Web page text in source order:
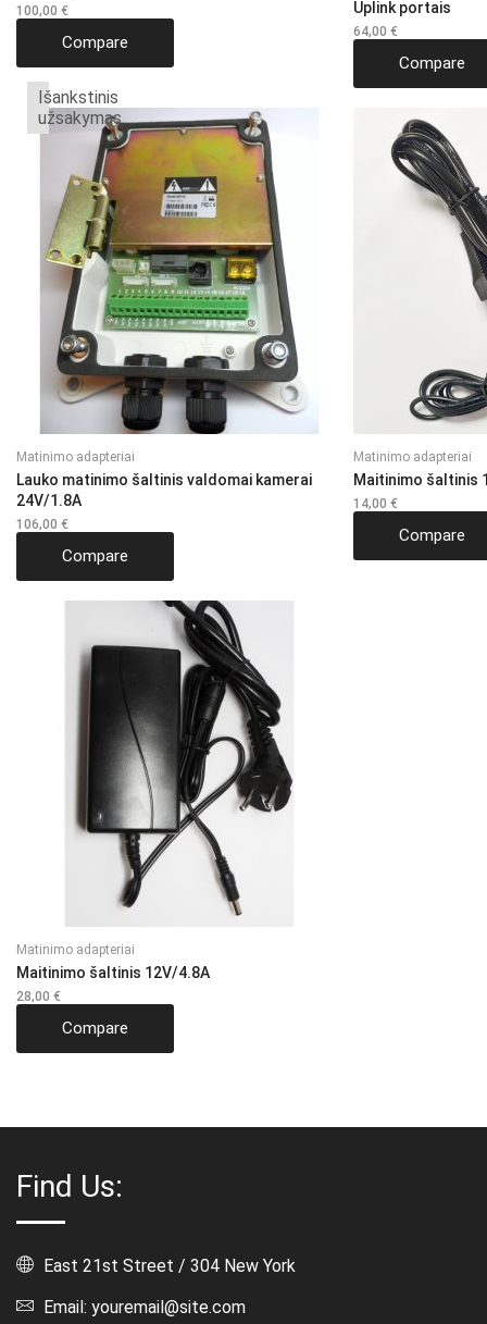
100,00 €
Compare
Uplink portais
64,00 €
Compare
Išankstinis
užsakymas
Matinimo adapteriai
Lauko matinimo šaltinis valdomai kamerai
24V/1.8A
106,00 €
Compare
Matinimo adapteriai
Maitinimo šaltinis
14,00 €
Compare
Matinimo adapteriai
Maitinimo šaltinis 12V/4.8A
28,00 €
Compare
Find Us:
East 21st Street / 304 New York
Email: youremail@site.com